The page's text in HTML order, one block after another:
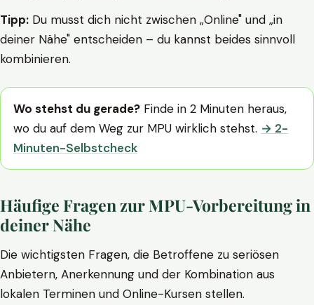
Tipp: Du musst dich nicht zwischen „Online" und „in
deiner Nähe" entscheiden – du kannst beides sinnvoll
kombinieren.
Wo stehst du gerade? Finde in 2 Minuten heraus,
wo du auf dem Weg zur MPU wirklich stehst. → 2-
Minuten-Selbstcheck
Häufige Fragen zur MPU-Vorbereitung in
deiner Nähe
Die wichtigsten Fragen, die Betroffene zu seriösen
Anbietern, Anerkennung und der Kombination aus
lokalen Terminen und Online-Kursen stellen.